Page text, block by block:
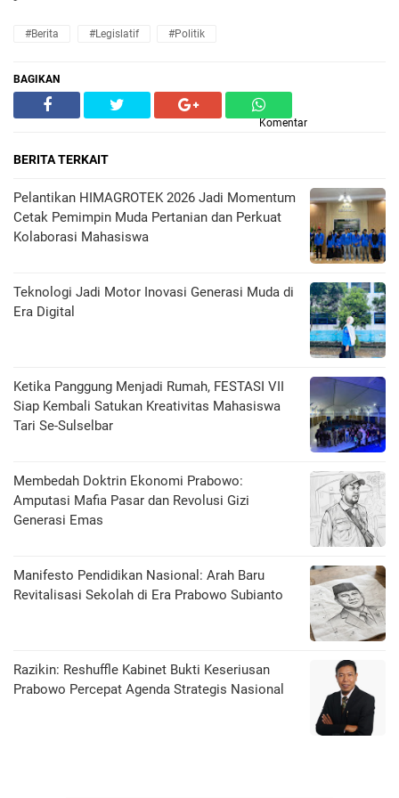
#Berita #Legislatif #Politik
BAGIKAN
Komentar
BERITA TERKAIT
Pelantikan HIMAGROTEK 2026 Jadi Momentum
Cetak Pemimpin Muda Pertanian dan Perkuat
Kolaborasi Mahasiswa
Teknologi Jadi Motor Inovasi Generasi Muda di
Era Digital
Ketika Panggung Menjadi Rumah, FESTASI VII
Siap Kembali Satukan Kreativitas Mahasiswa
Tari Se-Sulselbar
Membedah Doktrin Ekonomi Prabowo:
Amputasi Mafia Pasar dan Revolusi Gizi
Generasi Emas
Manifesto Pendidikan Nasional: Arah Baru
Revitalisasi Sekolah di Era Prabowo Subianto
Razikin: Reshuffle Kabinet Bukti Keseriusan
Prabowo Percepat Agenda Strategis Nasional